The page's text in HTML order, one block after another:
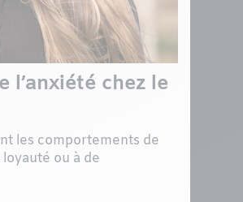
l’anxiété chez le
les comportements de
ou à de